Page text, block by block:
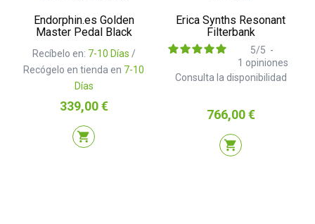
Endorphin.es Golden
Master Pedal Black
Recíbelo en: 7-10 Días /
Recógelo en tienda en 7-10
Días
Precio
339,00 €
shopping_cart
Erica Synths Resonant
Filterbank
Consulta la disponibilidad
5/5 -
1 opiniones
Precio
766,00 €
shopping_cart